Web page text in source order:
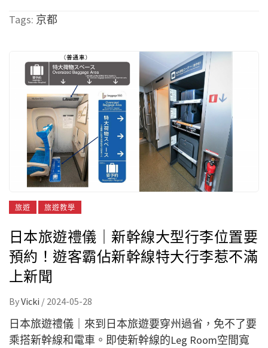
Tags: 京都
旅遊 旅遊教學
日本旅遊禮儀｜新幹線大型行李位置要
預約！遊客霸佔新幹線特大行李惹不滿
上新聞
ByVicki / 2024-05-28
日本旅遊禮儀｜來到日本旅遊要穿州過省，免不了要
乘搭新幹線和電車。即使新幹線的Leg Room空間寬